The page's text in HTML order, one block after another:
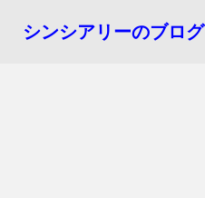
シンシアリーのブログ